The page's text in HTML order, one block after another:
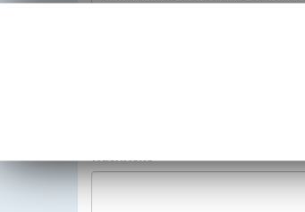
Wir bitten Sie um freiwillige Angabe
Selbstverständlich werden diese
Datenschutzgrundverordnung (EU-
Nachricht